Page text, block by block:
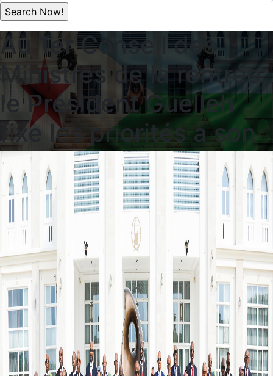
Au 1er Conseil des
Ministres de la rentrée,
le Président Guelleh
fixe les priorités à son
Gouvernement